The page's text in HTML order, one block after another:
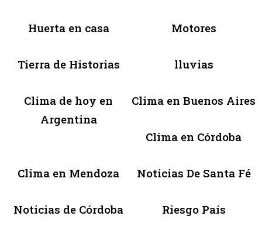
Huerta en casa Motores
Tierra de Historias lluvias
Clima de hoy en
Argentina
Clima en Buenos Aires
Clima en Córdoba
Clima en Mendoza Noticias De Santa Fé
Noticias de Córdoba Riesgo País